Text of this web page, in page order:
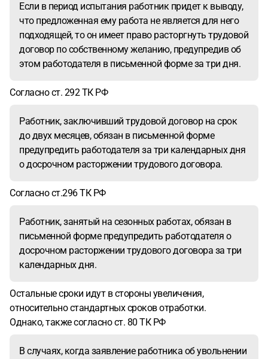
Если в период испытания работник придет к выводу,
что предложенная ему работа не является для него
подходящей, то он имеет право расторгнуть трудовой
договор по собственному желанию, предупредив об
этом работодателя в письменной форме за три дня.
Согласно ст. 292 ТК РФ
Работник, заключивший трудовой договор на срок
до двух месяцев, обязан в письменной форме
предупредить работодателя за три календарных дня
о досрочном расторжении трудового договора.
Согласно ст.296 ТК РФ
Работник, занятый на сезонных работах, обязан в
письменной форме предупредить работодателя о
досрочном расторжении трудового договора за три
календарных дня.
Остальные сроки идут в стороны увеличения,
относительно стандартных сроков отработки.
Однако, также согласно ст. 80 ТК РФ
В случаях, когда заявление работника об увольнении